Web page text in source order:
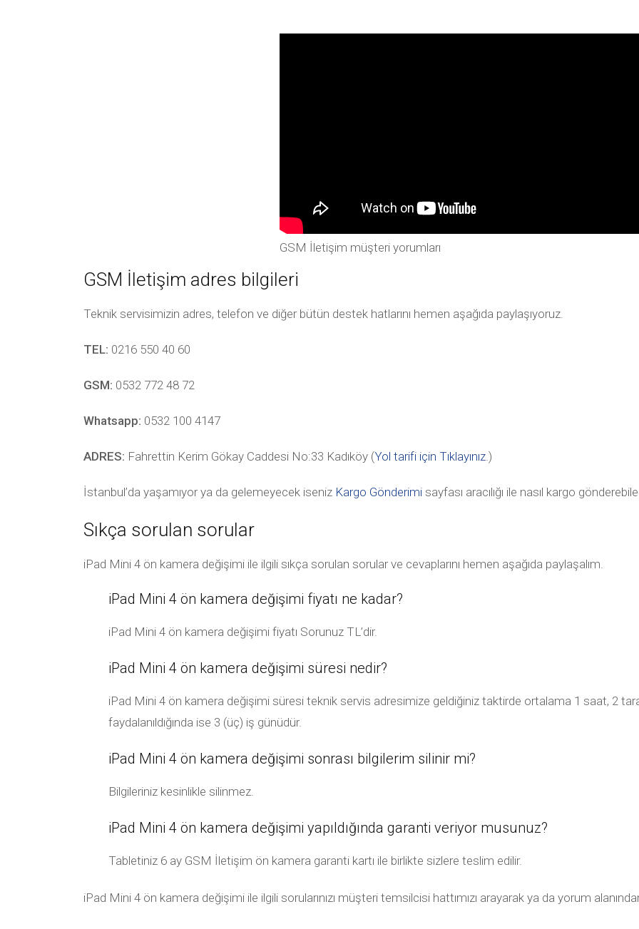
GSM İletişim müşteri yorumları
GSM İletişim adres bilgileri
Teknik servisimizin adres, telefon ve diğer bütün destek hatlarını hemen aşağıda paylaşıyoruz.
TEL: 0216 550 40 60
GSM: 0532 772 48 72
Whatsapp: 0532 100 4147
ADRES: Fahrettin Kerim Gökay Caddesi No:33 Kadıköy (Yol tarifi için Tıklayınız.)
İstanbul’da yaşamıyor ya da gelemeyecek iseniz Kargo Gönderimi sayfası aracılığı ile nasıl kargo
Sıkça sorulan sorular
iPad Mini 4 ön kamera değişimi ile ilgili sıkça sorulan sorular ve cevaplarını hemen aşağıda paylaşalım.
iPad Mini 4 ön kamera değişimi fiyatı ne kadar?
iPad Mini 4 ön kamera değişimi fiyatı Sorunuz TL’dir.
iPad Mini 4 ön kamera değişimi süresi nedir?
iPad Mini 4 ön kamera değişimi süresi teknik servis adresimize geldiğiniz taktirde ortalama 1 saat, 2
faydalanıldığında ise 3 (üç) iş günüdür.
iPad Mini 4 ön kamera değişimi sonrası bilgilerim silinir mi?
Bilgileriniz kesinlikle silinmez.
iPad Mini 4 ön kamera değişimi yapıldığında garanti veriyor musunuz?
Tabletiniz 6 ay GSM İletişim ön kamera garanti kartı ile birlikte sizlere teslim edilir.
iPad Mini 4 ön kamera değişimi ile ilgili sorularınızı müşteri temsilcisi hattımızı arayarak ya da yorum